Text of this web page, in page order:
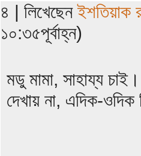
৪ | লিখেছেনইশতিয়াক
১০:৩৫পূর্বাহ্ন)
মডু মামা, সাহায্য
দেখায় না, এদিক-ওদিক